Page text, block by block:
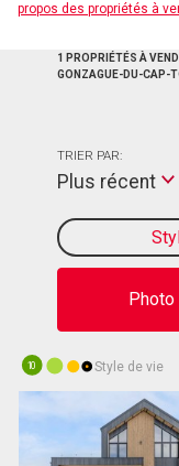
propos des propriétés à
1 PROPRIÉTÉS À
GONZAGUE-DU-CAP-
Photo
TRIER PAR:
Plus récent
10 Style de vie